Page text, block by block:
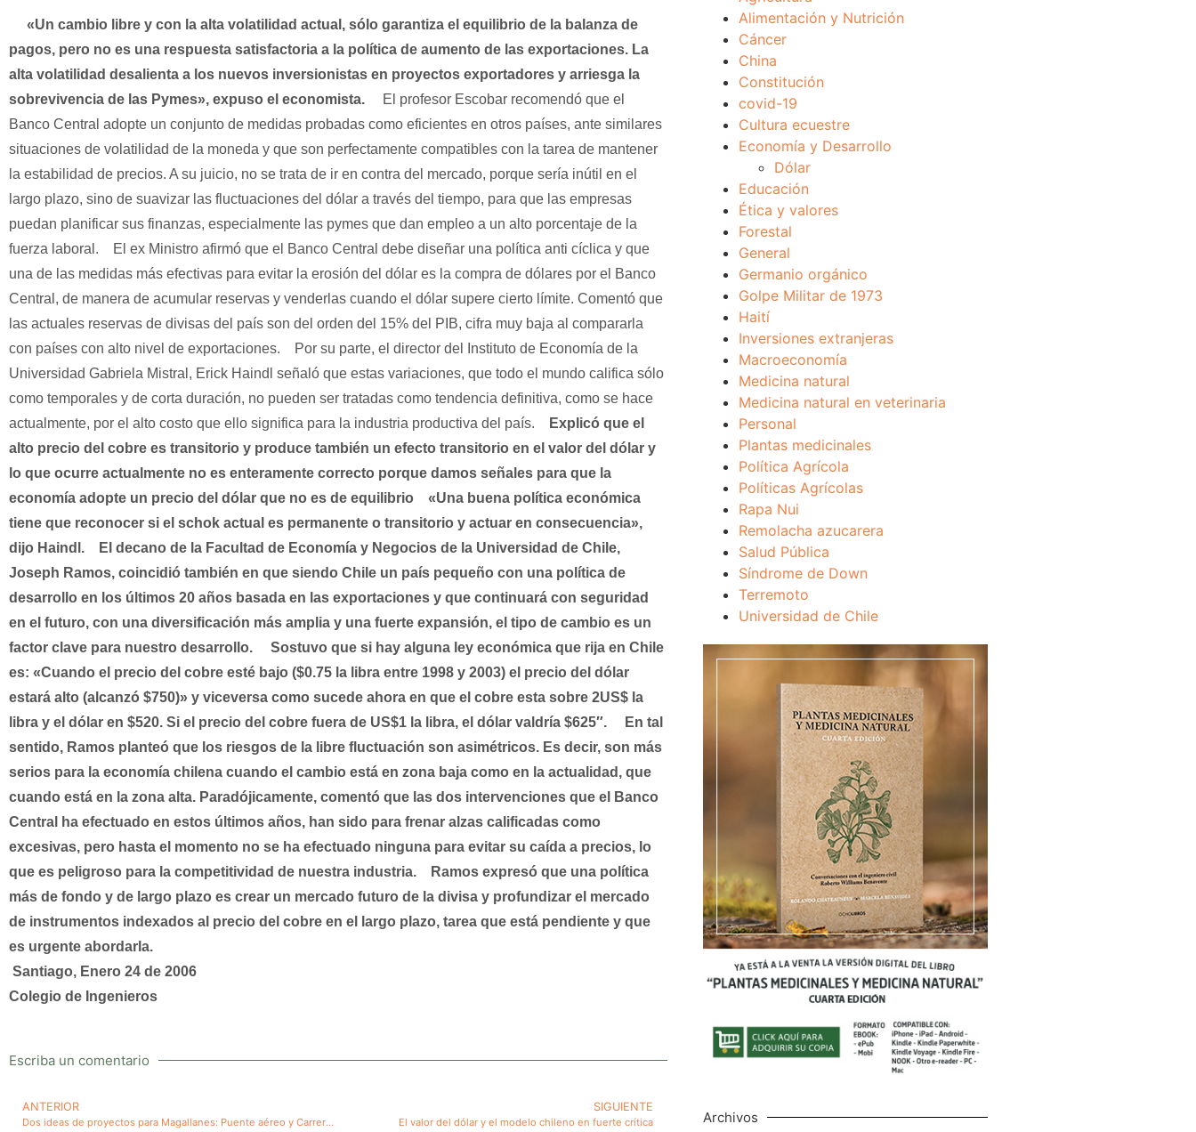
«Un cambio libre y con la alta volatilidad actual, sólo garantiza el equilibrio de la balanza de
pagos, pero no es una respuesta satisfactoria a la política de aumento de las exportaciones. La
alta volatilidad desalienta a los nuevos inversionistas en proyectos exportadores y arriesga la
sobrevivencia de las Pymes», expuso el economista.
El profesor Escobar recomendó que el
Banco Central adopte un conjunto de medidas probadas como eficientes en otros países, ante similares
situaciones de volatilidad de la moneda y que son perfectamente compatibles con la tarea de mantener
la estabilidad de precios. A su juicio, no se trata de ir en contra del mercado, porque sería inútil en el
largo plazo, sino de suavizar las fluctuaciones del dólar a través del tiempo, para que las empresas
puedan planificar sus finanzas, especialmente las pymes que dan empleo a un alto porcentaje de la
fuerza laboral. El ex Ministro afirmó que el Banco Central debe diseñar una política anti cíclica y que
una de las medidas más efectivas para evitar la erosión del dólar es la compra de dólares por el Banco
Central, de manera de acumular reservas y venderlas cuando el dólar supere cierto límite. Comentó que
las actuales reservas de divisas del país son del orden del 15% del PIB, cifra muy baja al compararla
con países con alto nivel de exportaciones. Por su parte, el director del Instituto de Economía de la
Universidad Gabriela Mistral, Erick Haindl señaló que estas variaciones, que todo el mundo califica sólo
como temporales y de corta duración, no pueden ser tratadas como tendencia definitiva, como se hace
actualmente, por el alto costo que ello significa para la industria productiva del país. Explicó que el
alto precio del cobre es transitorio y produce también un efecto transitorio en el valor del dólar y
lo que ocurre actualmente no es enteramente correcto porque damos señales para que la
economía adopte un precio del dólar que no es de equilibrio «Una buena política económica
tiene que reconocer si el schok actual es permanente o transitorio y actuar en consecuencia»,
dijo Haindl. El decano de la Facultad de Economía y Negocios de la Universidad de Chile,
Joseph Ramos, coincidió también en que siendo Chile un país pequeño con una política de
desarrollo en los últimos 20 años basada en las exportaciones y que continuará con seguridad
en el futuro, con una diversificación más amplia y una fuerte expansión, el tipo de cambio es un
factor clave para nuestro desarrollo.
Sostuvo que si hay alguna ley económica que rija en Chile
es: «Cuando el precio del cobre esté bajo ($0.75 la libra entre 1998 y 2003) el precio del dólar
estará alto (alcanzó $750)» y viceversa como sucede ahora en que el cobre esta sobre 2US$ la
libra y el dólar en $520. Si el precio del cobre fuera de US$1 la libra, el dólar valdría $625″.
En tal
sentido, Ramos planteó que los riesgos de la libre fluctuación son asimétricos. Es decir, son más
serios para la economía chilena cuando el cambio está en zona baja como en la actualidad, que
cuando está en la zona alta. Paradójicamente, comentó que las dos intervenciones que el Banco
Central ha efectuado en estos últimos años, han sido para frenar alzas calificadas como
excesivas, pero hasta el momento no se ha efectuado ninguna para evitar su caída a precios, lo
que es peligroso para la competitividad de nuestra industria. Ramos expresó que una política
más de fondo y de largo plazo es crear un mercado futuro de la divisa y profundizar el mercado
de instrumentos indexados al precio del cobre en el largo plazo, tarea que está pendiente y que
es urgente abordarla.
Santiago, Enero 24 de 2006
Colegio de Ingenieros
Escriba un comentario
ANTERIOR
Dos ideas de proyectos para Magallanes: Puente aéreo y Carrera de Ingeniería Zootecnista
SIGUIENTE
El valor del dólar y el modelo chileno en fuerte crítica
Alimentación y Nutrición
Cáncer
China
Constitución
covid-19
Cultura ecuestre
Economía y Desarrollo
Dólar
Educación
Ética y valores
Forestal
General
Germanio orgánico
Golpe Militar de 1973
Haití
Inversiones extranjeras
Macroeconomía
Medicina natural
Medicina natural en veterinaria
Personal
Plantas medicinales
Política Agrícola
Políticas Agrícolas
Rapa Nui
Remolacha azucarera
Salud Pública
Síndrome de Down
Terremoto
Universidad de Chile
Archivos